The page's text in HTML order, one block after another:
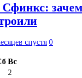
спустя 0
Вс
2